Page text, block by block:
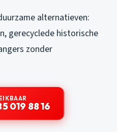
alternatieven:
gerecyclede historische
zonder
019 88 16